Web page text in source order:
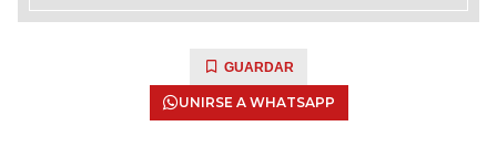
GUARDAR
UNIRSE A WHATSAPP